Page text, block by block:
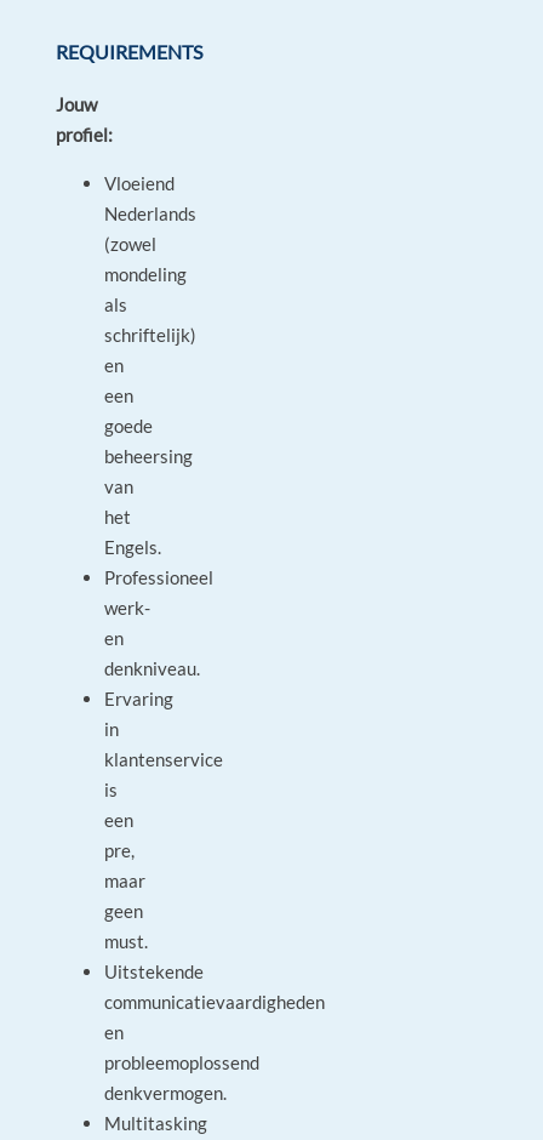
REQUIREMENTS
Jouw
profiel:
Vloeiend
Nederlands
(zowel
mondeling
als
schriftelijk)
en
een
goede
beheersing
van
het
Engels.
Professioneel
werk-
en
denkniveau.
Ervaring
in
klantenservice
is
een
pre,
maar
geen
must.
Uitstekende
communicatievaardigheden
en
probleemoplossend
denkvermogen.
Multitasking